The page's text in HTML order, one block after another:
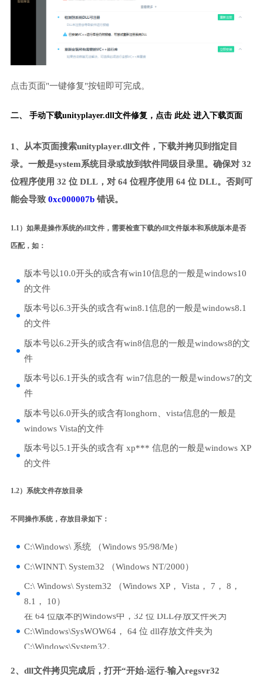
点击页面"一键修复"按钮即可完成。
二、 手动下载unityplayer.dll文件修复， 点击 此处 进入下载页面
1、从本页面搜索unityplayer.dll文件，下载并拷贝到指定目
录。一般是system系统目录或放到软件同级目录里。确保对 32
位程序使用 32 位 DLL，对 64 位程序使用 64 位 DLL。否则可
能会导致 0xc000007b错误。
1.1）如果是操作系统的dll文件，需要检查下载的dll文件版本和系统版本是否
匹配，如：
版本号以10.0开头的或含有win10信息的一般是windows10
的文件
版本号以6.3开头的或含有win8.1信息的一般是windows8.1
的文件
版本号以6.2开头的或含有win8信息的一般是windows8的文
件
版本号以6.1开头的或含有 win7信息的一般是windows7的文
件
版本号以6.0开头的或含有longhorn、vista信息的一般是
windows Vista的文件
版本号以5.1开头的或含有 xp*** 信息的一般是windows XP
的文件
1.2）系统文件存放目录
不同操作系统，存放目录如下：
C:\Windows\ 系统 （Windows 95/98/Me）
C:\WINNT\ System32 （Windows NT/2000）
C:\ Windows\ System32 （Windows XP， Vista， 7， 8，
8.1， 10）
在 64 位版本的Windows中，32 位 DLL存放文件夹为
C:\Windows\SysWOW64， 64 位 dll存放文件夹为
C:\Windows\System32。
2、dll文件拷贝完成后，打开“开始-运行-输入regsvr32